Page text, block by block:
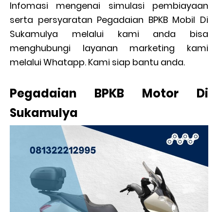
Infomasi mengenai simulasi pembiayaan
serta persyaratan Pegadaian BPKB Mobil Di
Sukamulya melalui kami anda bisa
menghubungi layanan marketing kami
melalui Whatapp. Kami siap bantu anda.
Pegadaian BPKB Motor Di
Sukamulya